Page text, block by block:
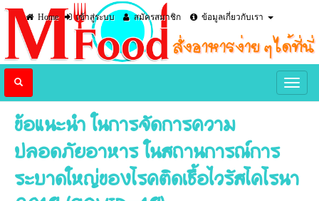
Home เข้าสู่ระบบ สมัครสมาชิก ข้อมูลเกี่ยวกับเรา
ข้อแนะนำ ในการจัดการความ
ปลอดภัยอาหาร ในสถานการณ์การ
ระบาดใหญ่ของโรคติดเชื้อไวรัสโคโรนา